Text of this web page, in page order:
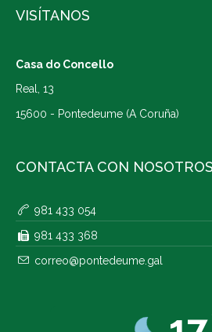
VISÍTANOS
Casa do Concello
Real, 13
15600 - Pontedeume (A Coruña)
CONTACTA CON NOSOTROS
981 433 054
981 433 368
correo@pontedeume.gal